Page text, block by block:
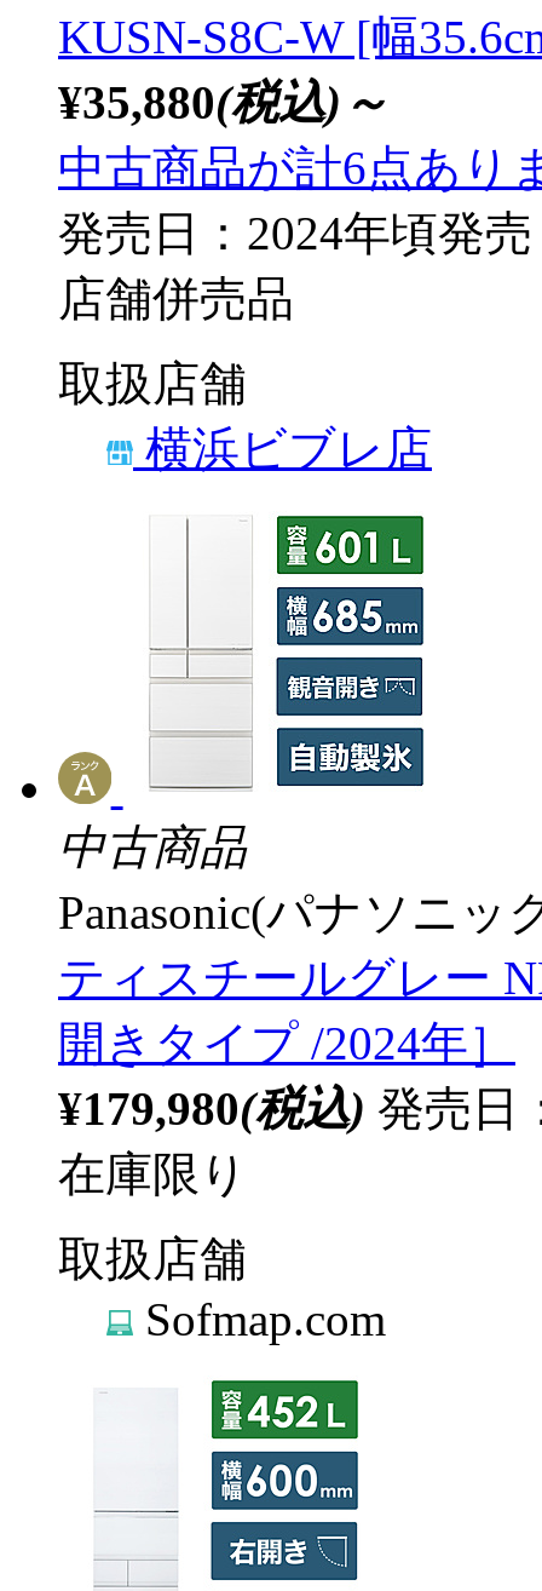
KUSN-S8C-W [幅
¥35,880(税込)～
中古商品が計6点あり
発売日：2024年頃発売
店舗併売品
取扱店舗
横浜ビブレ店
中古商品
Panasonic(パナソニッ
ティスチールグレー
開きタイプ /2024年］
¥179,980(税込) 発売日
在庫限り
取扱店舗
Sofmap.com